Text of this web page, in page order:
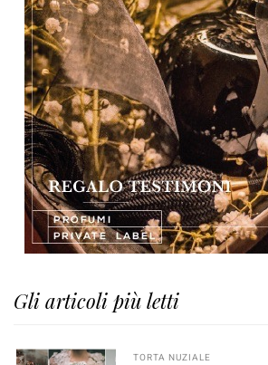
Gli articoli più letti
TORTA NUZIALE